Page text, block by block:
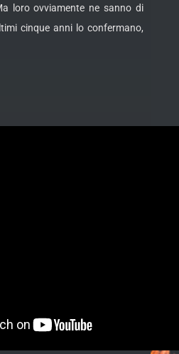
loro ovviamente ne sanno di
cinque anni lo confermano,